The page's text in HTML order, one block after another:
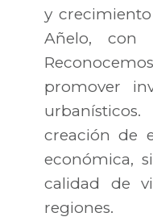
y
Añelo, con
promover
creación de
económica,
calidad de
regiones.